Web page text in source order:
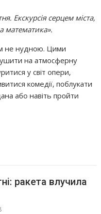
Екскурсія серцем міста,
математика».
не нудною. Цими
на атмосферну
у світ опери,
комедії, поблукати
або навіть пройти
ракета влучила